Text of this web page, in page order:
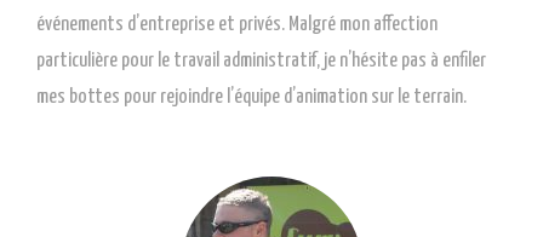
événements d’entreprise et privés. Malgré mon affection
particulière pour le travail administratif, je n’hésite pas à enfiler
mes bottes pour rejoindre l’équipe d’animation sur le terrain.